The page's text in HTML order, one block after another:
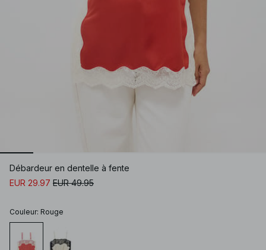
Débardeur en dentelle à fente
EUR 29.97 EUR 49.95
Couleur: Rouge